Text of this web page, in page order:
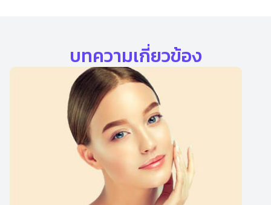
บทความเกี่ยวข้อง